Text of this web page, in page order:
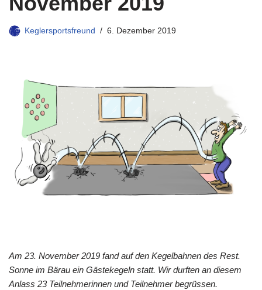
Keglersportsfreund 6. Dezember 2019
Am 23. November 2019 fand auf den Kegelbahnen des Rest.
Sonne im Bärau ein Gästekegeln statt. Wir durften an diesem
Anlass 23 Teilnehmerinnen und Teilnehmer begrüssen.